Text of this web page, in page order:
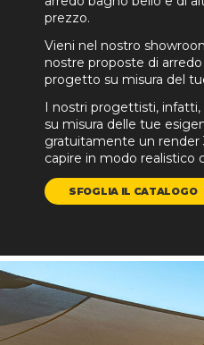
prezzo.
Vieni nel nostro
nostre proposte di
progetto su misura del
I nostri progettisti,
su misura delle tue
gratuitamente un
capire in modo realistico
SFOGLIA IL CATALOGO